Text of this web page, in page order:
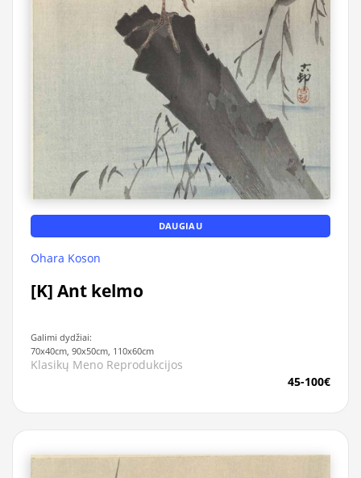
DAUGIAU
Ohara Koson
[K] Ant kelmo
Galimi dydžiai:
70x40cm, 90x50cm, 110x60cm
Klasikų Meno Reprodukcijos
45-100€